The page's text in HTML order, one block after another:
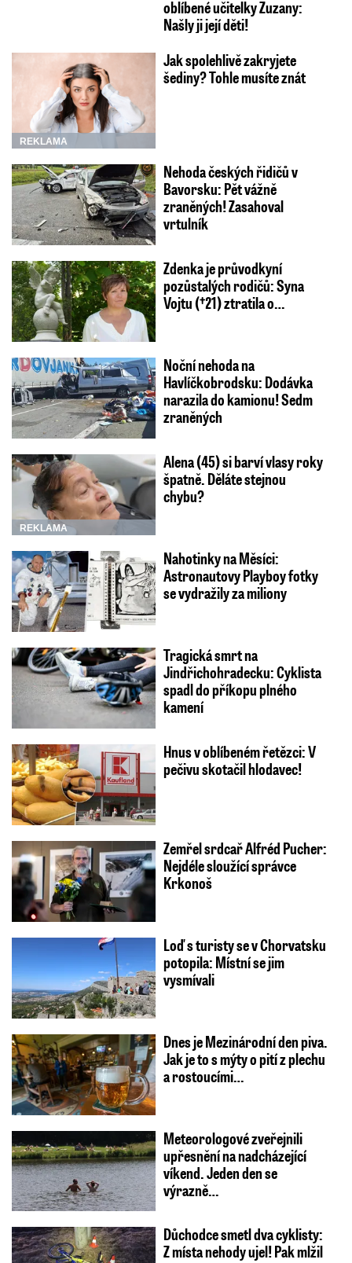
oblíbené učitelky Zuzany:
Našly ji její děti!
REKLAMA
Jak spolehlivě zakryjete
šediny? Tohle musíte znát
Nehoda českých řidičů v
Bavorsku: Pět vážně
zraněných! Zasahoval
vrtulník
Zdenka je průvodkyní
pozůstalých rodičů: Syna
Vojtu (†21) ztratila o…
Noční nehoda na
Havlíčkobrodsku: Dodávka
narazila do kamionu! Sedm
zraněných
REKLAMA
Alena (45) si barví vlasy roky
špatně. Děláte stejnou
chybu?
Nahotinky na Měsíci:
Astronautovy Playboy fotky
se vydražily za miliony
Tragická smrt na
Jindřichohradecku: Cyklista
spadl do příkopu plného
kamení
Hnus v oblíbeném řetězci: V
pečivu skotačil hlodavec!
Zemřel srdcař Alfréd Pucher:
Nejdéle sloužící správce
Krkonoš
Loď s turisty se v Chorvatsku
potopila: Místní se jim
vysmívali
Dnes je Mezinárodní den piva.
Jak je to s mýty o pití z plechu
a rostoucími…
Meteorologové zveřejnili
upřesnění na nadcházející
víkend. Jeden den se
výrazně…
Důchodce smetl dva cyklisty:
Z místa nehody ujel! Pak mlžil